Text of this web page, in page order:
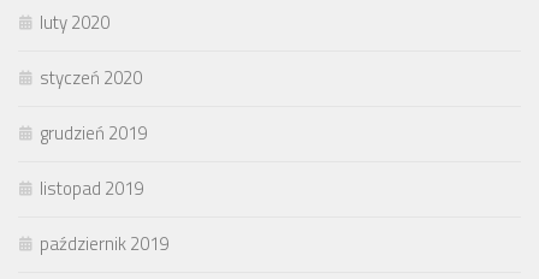
luty 2020
styczeń 2020
grudzień 2019
listopad 2019
październik 2019